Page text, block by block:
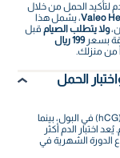
الحمل من خلال
Valeo، يشمل هذا
ولا يتطلب الصيام قبل
بسعر
199 ريال
من منزلك.
الحمل
عادةً ما يقيس اختبار الحمل المنزلي مستوى هرمون الحمل (hCG) في البول، بينما
اختبار الدم أكثر
الدورة الشهرية في